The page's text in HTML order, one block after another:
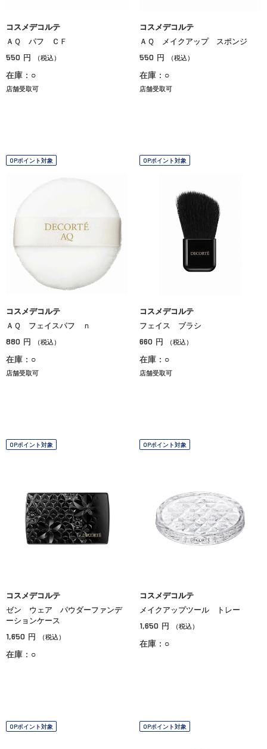
コスメデコルテ
ＡＱ パフ ＣＦ
550 円 （税込）
在庫：○
店舗受取可
コスメデコルテ
ＡＱ メイクアップ スポンジ
550 円 （税込）
在庫：○
店舗受取可
OPポイント対象
コスメデコルテ
ＡＱ フェイスパフ ｎ
880 円 （税込）
在庫：○
店舗受取可
OPポイント対象
コスメデコルテ
フェイス ブラシ
660 円 （税込）
在庫：○
店舗受取可
OPポイント対象
コスメデコルテ
ゼン ウェア パウダーファンデ
ーションケース
1,650 円 （税込）
在庫：○
OPポイント対象
コスメデコルテ
メイクアップツール トレー
1,650 円 （税込）
在庫：○
OPポイント対象 OPポイント対象